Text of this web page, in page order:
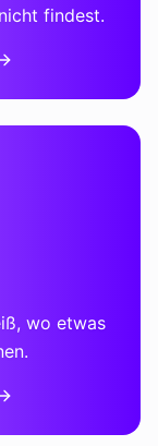
findest.
wo etwas